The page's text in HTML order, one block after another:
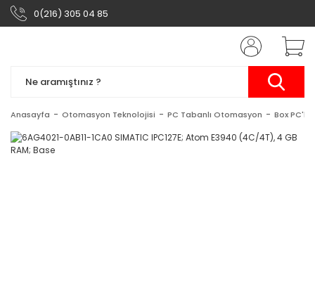
0(216) 305 04 85
Anasayfa Otomasyon Teknolojisi PC Tabanlı Otomasyon Box PC'ler